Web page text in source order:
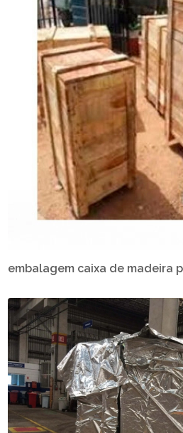
embalagem caixa de madeira